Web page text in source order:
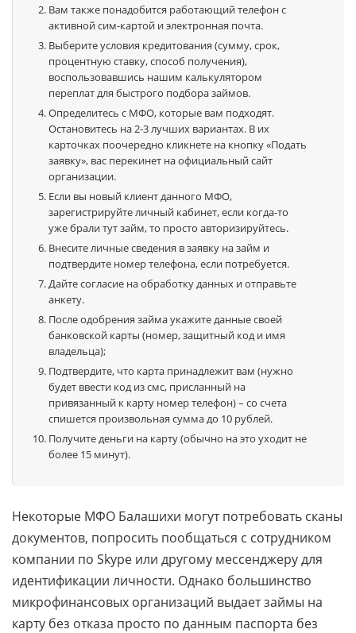
Вам также понадобится работающий телефон с
активной сим-картой и электронная почта.
Выберите условия кредитования (сумму, срок,
процентную ставку, способ получения),
воспользовавшись нашим калькулятором
переплат для быстрого подбора займов.
Определитесь с МФО, которые вам подходят.
Остановитесь на 2-3 лучших вариантах. В их
карточках поочередно кликнете на кнопку «Подать
заявку», вас перекинет на официальный сайт
организации.
Если вы новый клиент данного МФО,
зарегистрируйте личный кабинет, если когда-то
уже брали тут займ, то просто авторизируйтесь.
Внесите личные сведения в заявку на займ и
подтвердите номер телефона, если потребуется.
Дайте согласие на обработку данных и отправьте
анкету.
После одобрения займа укажите данные своей
банковской карты (номер, защитный код и имя
владельца);
Подтвердите, что карта принадлежит вам (нужно
будет ввести код из смс, присланный на
привязанный к карту номер телефон) – со счета
спишется произвольная сумма до 10 рублей.
Получите деньги на карту (обычно на это уходит не
более 15 минут).
Некоторые МФО Балашихи могут потребовать сканы
документов, попросить пообщаться с сотрудником
компании по Skype или другому мессенджеру для
идентификации личности. Однако большинство
микрофинансовых организаций выдает займы на
карту без отказа просто по данным паспорта без